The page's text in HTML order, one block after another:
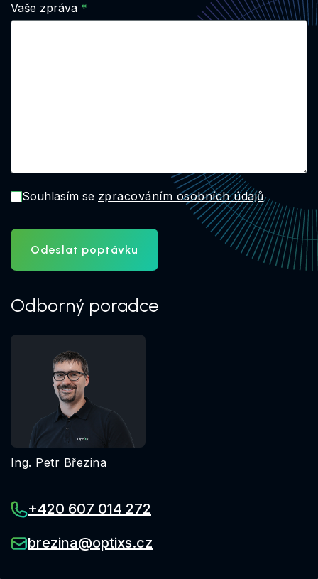
Vaše zpráva
Souhlasím se zpracováním osobních údajů
Odeslat poptávku
Odborný poradce
Ing. Petr Březina
+420 607 014 272
brezina@optixs.cz